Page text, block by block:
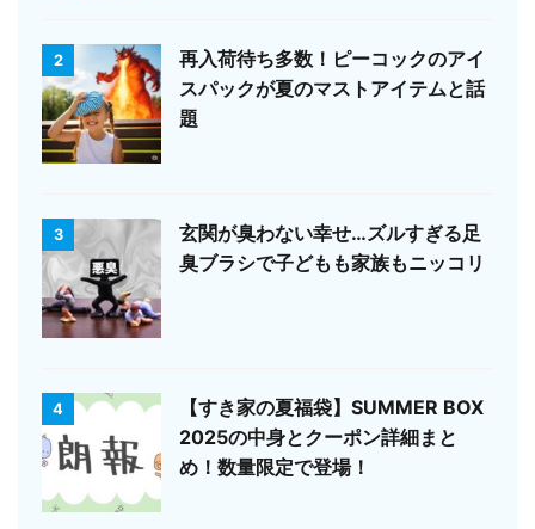
2
再入荷待ち多数！ピーコックのアイ
スパックが夏のマストアイテムと話
題
3
玄関が臭わない幸せ…ズルすぎる足
臭ブラシで子どもも家族もニッコリ
4
【すき家の夏福袋】SUMMER BOX
2025の中身とクーポン詳細まと
め！数量限定で登場！